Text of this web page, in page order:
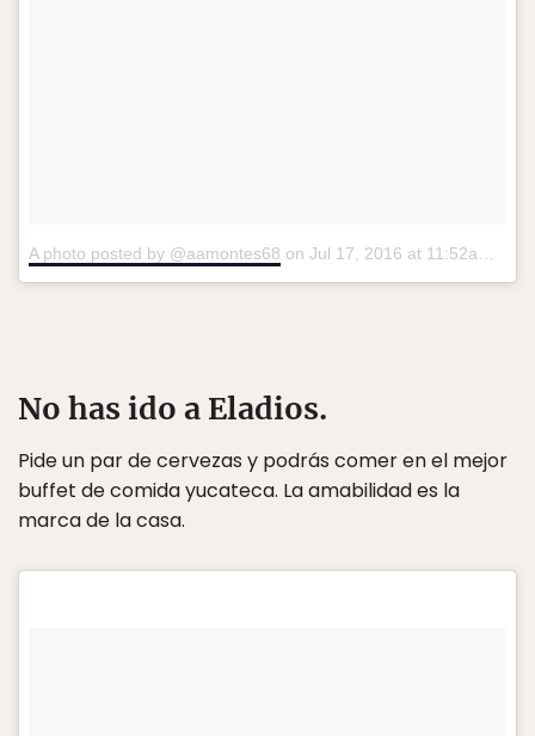
A photo posted by @aamontes68 on Jul 17, 2016 at 11:52am PDT
No has ido a Eladios.
Pide un par de cervezas y podrás comer en el mejor
buffet de comida yucateca. La amabilidad es la
marca de la casa.